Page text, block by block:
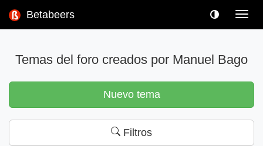
Betabeers
Temas del foro creados por Manuel Bago
Nuevo tema
Filtros